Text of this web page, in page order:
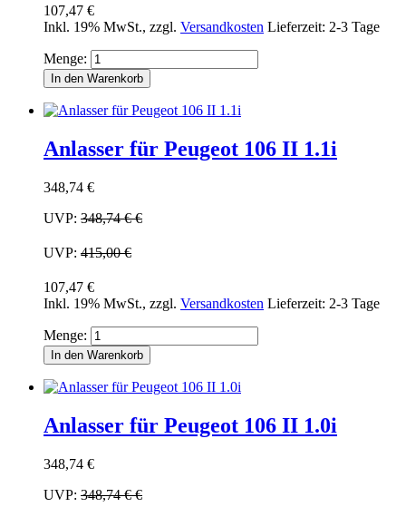
107,47 €
Inkl. 19% MwSt., zzgl. Versandkosten Lieferzeit: 2-3 Tage
Menge:
In den Warenkorb
Anlasser für Peugeot 106 II 1.1i
348,74 €
UVP: 348,74 €€
UVP: 415,00 €
107,47 €
Inkl. 19% MwSt., zzgl. Versandkosten Lieferzeit: 2-3 Tage
Menge:
In den Warenkorb
Anlasser für Peugeot 106 II 1.0i
348,74 €
UVP: 348,74 €€